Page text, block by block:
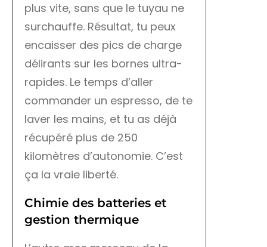
plus vite, sans que le tuyau ne
surchauffe. Résultat, tu peux
encaisser des pics de charge
délirants sur les bornes ultra-
rapides. Le temps d’aller
commander un espresso, de te
laver les mains, et tu as déjà
récupéré plus de 250
kilomètres d’autonomie. C’est
ça la vraie liberté.
Chimie des batteries et
gestion thermique